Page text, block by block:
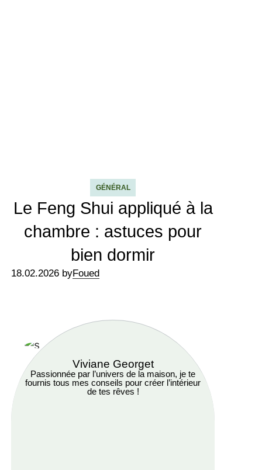
GÉNÉRAL
Le Feng Shui appliqué à la
chambre : astuces pour
bien dormir
18.02.2026 byFoued
Viviane Georget
Passionnée par l’univers de la maison, je te
fournis tous mes conseils pour créer l’intérieur
de tes rêves !